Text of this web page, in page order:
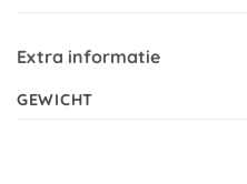
Extra informatie
GEWICHT